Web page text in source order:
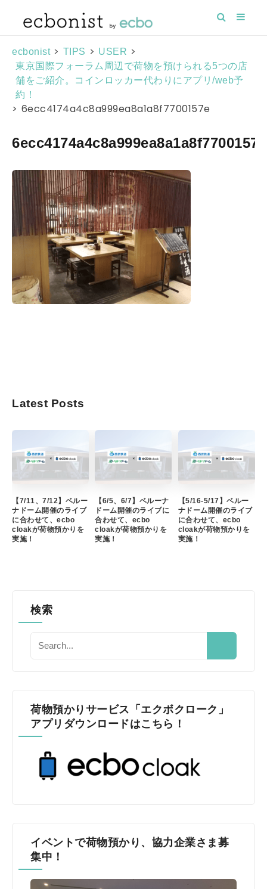
ecbonist > TIPS > USER >
東京国際フォーラム周辺で荷物を預けられる5つの店
舗をご紹介。コインロッカー代わりにアプリ/web予
約！
> 6ecc4174a4c8a999ea8a1a8f7700157e
6ecc4174a4c8a999ea8a1a8f7700157e
Latest Posts
【7/11、7/12】ベルー
ナドーム開催のライブ
に合わせて、ecbo
cloakが荷物預かりを
実施！
【6/5、6/7】ベルーナ
ドーム開催のライブに
合わせて、ecbo
cloakが荷物預かりを
実施！
【5/16-5/17】ベルー
ナドーム開催のライブ
に合わせて、ecbo
cloakが荷物預かりを
実施！
検索
荷物預かりサービス「エクボクローク」
アプリダウンロードはこちら！
イベントで荷物預かり、協力企業さま募
集中！